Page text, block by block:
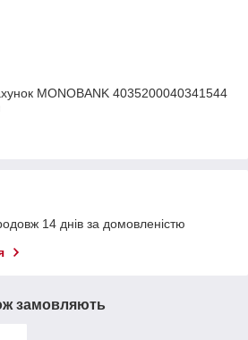
MONOBANK 4035200040341544
14 днів за домовленістю
замовляють